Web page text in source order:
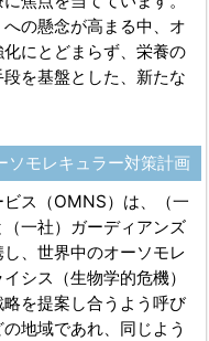
の懸念が高まる中、オ
にとどまらず、栄養の
を基盤とした、新たな
ソモレキュラー対策計画
ス（OMNS）は、（一
一社）ガーディアンズ
、世界中のオーソモレ
シス（生物学的危機）
を提案し合うよう呼び
地域であれ、同じよう